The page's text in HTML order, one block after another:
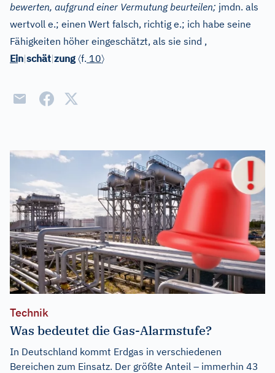
bewerten, aufgrund einer Vermutung beurteilen; jmdn. als
wertvoll e.; einen Wert falsch, richtig e.; ich habe seine
Fähigkeiten höher eingeschätzt, als sie sind ,
Ein|schät|zung 〈f. 10〉
Technik
Was bedeutet die Gas-Alarmstufe?
In Deutschland kommt Erdgas in verschiedenen
Bereichen zum Einsatz. Der größte Anteil – immerhin 43